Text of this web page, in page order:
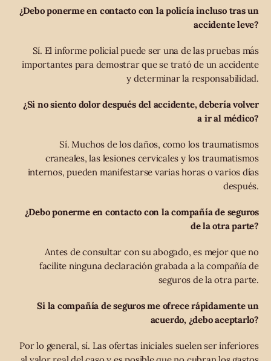
¿Debo ponerme en contacto con la policía incluso tras un
accidente leve?
Sí. El informe policial puede ser una de las pruebas más
importantes para demostrar que se trató de un accidente
y determinar la responsabilidad.
¿Si no siento dolor después del accidente, debería volver
a ir al médico?
Sí. Muchos de los daños, como los traumatismos
craneales, las lesiones cervicales y los traumatismos
internos, pueden manifestarse varias horas o varios días
después.
¿Debo ponerme en contacto con la compañía de seguros
de la otra parte?
Antes de consultar con su abogado, es mejor que no
facilite ninguna declaración grabada a la compañía de
seguros de la otra parte.
Si la compañía de seguros me ofrece rápidamente un
acuerdo, ¿debo aceptarlo?
Por lo general, sí. Las ofertas iniciales suelen ser inferiores